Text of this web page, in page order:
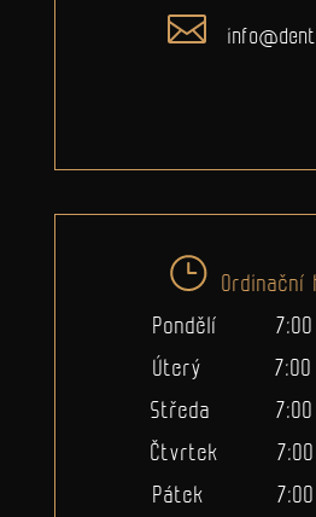
Ordinační
Pondělí 7:00
Úterý 7:00 –
Středa 7:00
Čtvrtek 7:00
Pátek 7:00 –